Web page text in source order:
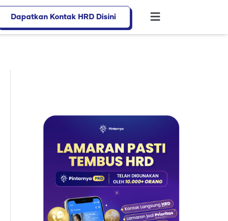
Dapatkan Kontak HRD Disini
Flyout